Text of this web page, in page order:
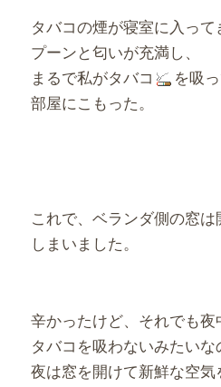
タバコの煙が寝室に入って
プーンと匂いが充満し、
まるで私がタバコ
を吸
部屋にこもった。
これで、ベランダ側の窓
しまいました。
辛かったけど、それでも夜
タバコを吸わないみたいな
夜は窓を開けて新鮮な空気